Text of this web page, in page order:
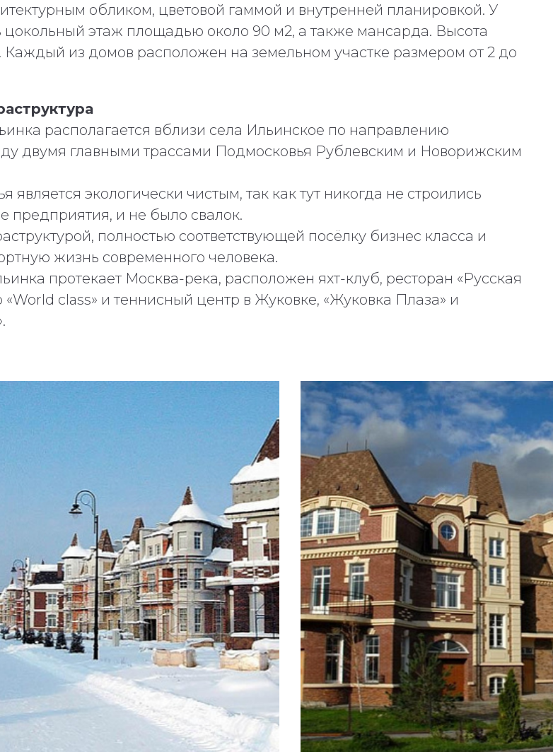
обликом, цветовой гаммой и внутренней планировкой. У
цокольный этаж площадью около 90 м2, а также мансарда. Высота
Каждый из домов расположен на земельном участке размером от 2 до
располагается вблизи села Ильинское по направлению
двумя главными трассами Подмосковья Рублевским и Новорижским
является экологически чистым, так как тут никогда не строились
и не было свалок.
полностью соответствующей посёлку бизнес класса и
жизнь современного человека.
протекает Москва-река, расположен яхт-клуб, ресторан «Русская
class» и теннисный центр в Жуковке, «Жуковка Плаза» и